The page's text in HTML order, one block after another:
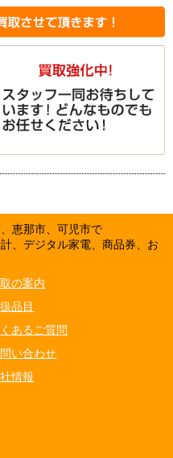
恵那市、可児市で
、デジタル家電、商品券、お
の案内
品目
あるご質問
い合わせ
情報